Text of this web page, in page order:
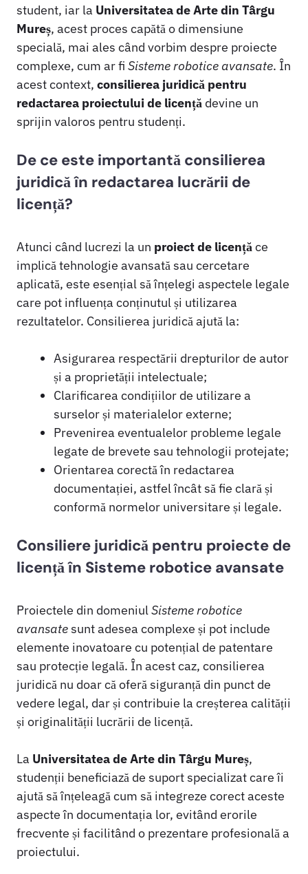
student, iar la Universitatea de Arte din Târgu
Mureș, acest proces capătă o dimensiune
specială, mai ales când vorbim despre proiecte
complexe, cum ar fi Sisteme robotice avansate. În
acest context, consilierea juridică pentru
redactarea proiectului de licență devine un
sprijin valoros pentru studenți.
De ce este importantă consilierea
juridică în redactarea lucrării de
licență?
Atunci când lucrezi la un proiect de licențăce
implică tehnologie avansată sau cercetare
aplicată, este esențial să înțelegi aspectele legale
care pot influența conținutul și utilizarea
rezultatelor. Consilierea juridică ajută la:
Asigurarea respectării drepturilor de autor
și a proprietății intelectuale;
Clarificarea condițiilor de utilizare a
surselor și materialelor externe;
Prevenirea eventualelor probleme legale
legate de brevete sau tehnologii protejate;
Orientarea corectă în redactarea
documentației, astfel încât să fie clară și
conformă normelor universitare și legale.
Consiliere juridică pentru proiecte de
licență în Sisteme robotice avansate
Proiectele din domeniulSisteme robotice
avansatesunt adesea complexe și pot include
elemente inovatoare cu potențial de patentare
sau protecție legală. În acest caz, consilierea
juridică nu doar că oferă siguranță din punct de
vedere legal, dar și contribuie la creșterea calității
și originalității lucrării de licență.
La Universitatea de Arte din Târgu Mureș,
studenții beneficiază de suport specializat care îi
ajută să înțeleagă cum să integreze corect aceste
aspecte în documentația lor, evitând erorile
frecvente și facilitând o prezentare profesională a
proiectului.